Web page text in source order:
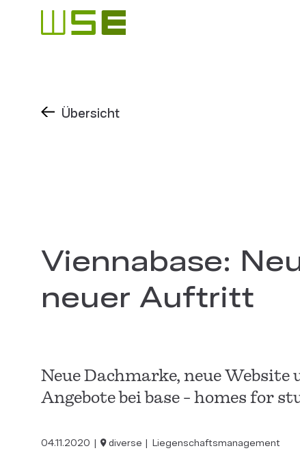
Übersicht
Viennabase:
neuer Auftritt
Neue Dachmarke, neue Website
Angebote bei base - homes for
04.11.2020 diverse Liegenschaftsmanagement